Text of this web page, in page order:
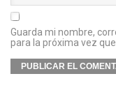
Guarda mi nombre,
para la próxima vez